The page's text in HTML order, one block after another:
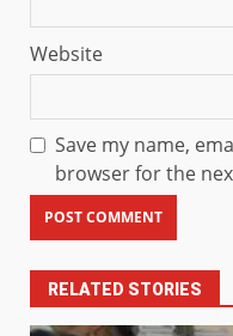
Website
Save my name,
browser for the
RELATED STORIES